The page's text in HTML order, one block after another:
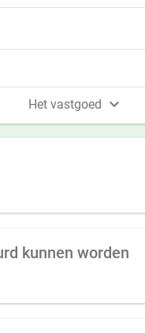
Het vastgoed 
kunnen worden